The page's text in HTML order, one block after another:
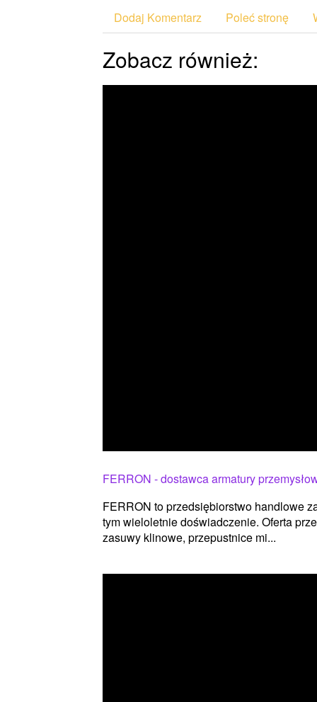
Dodaj Komentarz Poleć stronę
Zobacz również:
FERRON - dostawca armatury
FERRON to przedsiębiorstwo handlowe
tym wieloletnie doświadczenie. Oferta
zasuwy klinowe, przepustnice mi...